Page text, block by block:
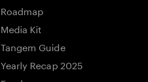
Roadmap
Media Kit
Tangem Guide
Yearly Recap 2025